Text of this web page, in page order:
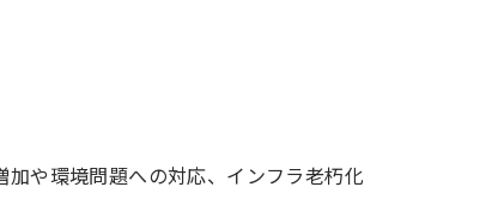
や環境問題への対応、インフラ老朽化